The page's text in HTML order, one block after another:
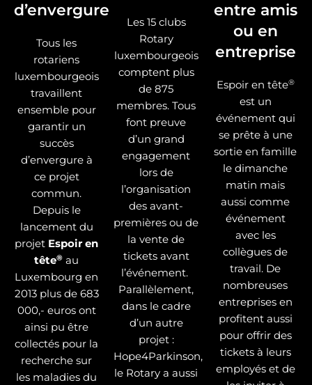
d’envergure
Tous les
rotariens
luxembourgeois
travaillent
ensemble pour
garantir un
succès
d’envergure à
ce projet
commun.
Depuis le
lancement du
projet Espoir en
tête® au
Luxembourg en
2013 plus de 683
000,- euros ont
ainsi pu être
collectés pour la
recherche sur
les maladies du
Les 15 clubs
Rotary
luxembourgeois
comptent plus
de 875
membres. Tous
font preuve
d’un grand
engagement
lors de
l’organisation
des avant-
premières ou de
la vente de
tickets avant
l’événement.
Parallèlement,
dans le cadre
d’un autre
projet :
Hope4Parkinson,
le Rotary a aussi
entre amis
ou en
entreprise
Espoir en tête®
est un
événement qui
se prête à une
sortie en famille
le dimanche
matin mais
aussi comme
événement
avec les
collègues de
travail. De
nombreuses
entreprises en
profitent aussi
pour offrir des
tickets à leurs
employés et de